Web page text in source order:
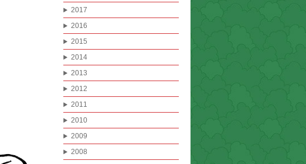
2017
2016
2015
2014
2013
2012
2011
2010
2009
2008